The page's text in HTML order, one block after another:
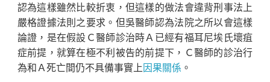
認為這樣雖然比較折衷，但這樣的做法會違背刑事法上
嚴格證據法則之要求。但吳醫師認為法院之所以會這樣
論證，是在假設Ｃ醫師診治時Ａ已經有福耳尼埃氏壞疽
症前提，就算在極不利被告的前提下，Ｃ醫師的診治行
為和Ａ死亡間仍不具備事實上 因果關係 。